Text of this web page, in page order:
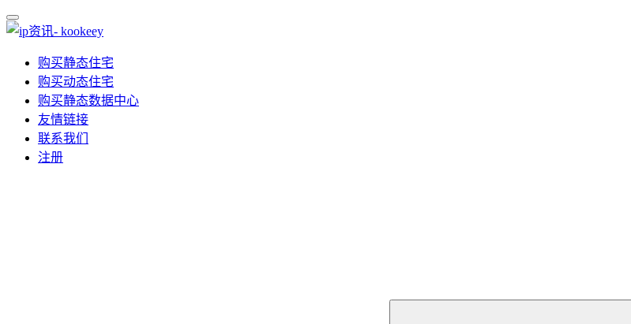
购买静态住宅
购买动态住宅
购买静态数据中心
友情链接
联系我们
注册